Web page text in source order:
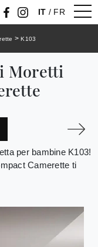
IT / FR
>K103
Moretti
per bambine K103!
Camerette ti